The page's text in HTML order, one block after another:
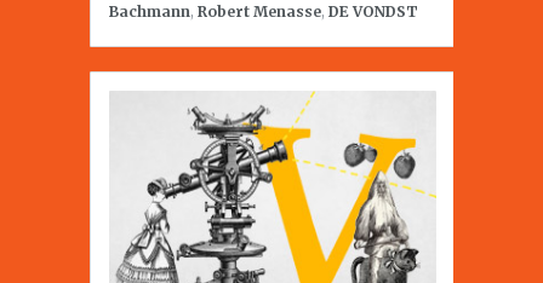
Bachmann, Robert Menasse, DE VONDST